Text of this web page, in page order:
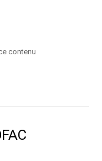
contenu